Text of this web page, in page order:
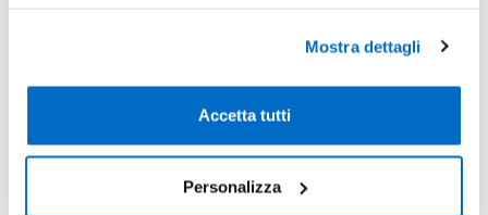
Mostra dettagli
Accetta tutti
Personalizza
Disponibilità